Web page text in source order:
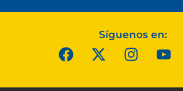
Síguenos en: